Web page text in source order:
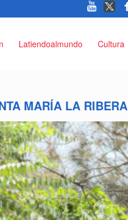
Latiendoalmundo Cultura
MARÍA LA RIBERA